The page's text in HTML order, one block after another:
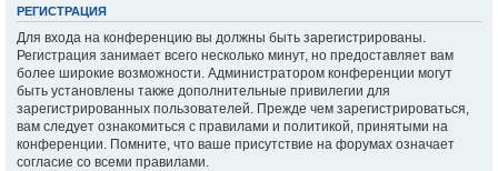
РЕГИСТРАЦИЯ
Для входа на конференцию вы должны быть зарегистрированы.
Регистрация занимает всего несколько минут, но предоставляет вам
более широкие возможности. Администратором конференции могут
быть установлены также дополнительные привилегии для
зарегистрированных пользователей. Прежде чем зарегистрироваться,
вам следует ознакомиться с правилами и политикой, принятыми на
конференции. Помните, что ваше присутствие на форумах означает
согласие со всеми правилами.